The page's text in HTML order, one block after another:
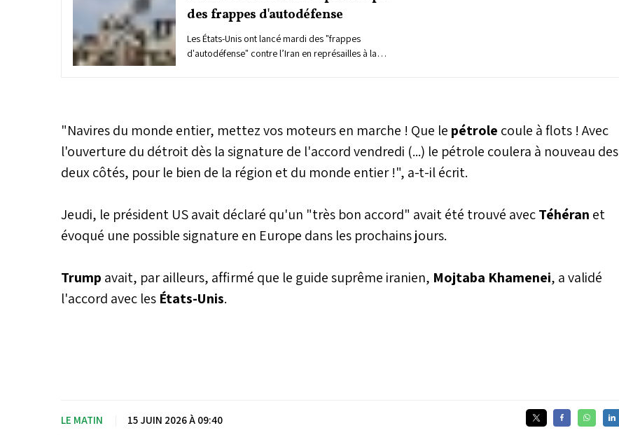
des frappes d'autodéfense
Les États-Unis ont lancé mardi des "frappes
d'autodéfense" contre l’Iran en représailles à la
"Navires du monde entier, mettez vos moteurs en marche ! Que le pétrole coule à flots ! Avec
l'ouverture du détroit dès la signature de l'accord vendredi (...) le pétrole coulera à nouveau des
deux côtés, pour le bien de la région et du monde entier !", a-t-il écrit.
Jeudi, le président US avait déclaré qu'un "très bon accord" avait été trouvé avecTéhéran et
évoqué une possible signature en Europe dans les prochains jours.
Trump avait, par ailleurs, affirmé que le guide suprême iranien, Mojtaba Khamenei, a validé
l'accord avec les États-Unis.
LE MATIN 15 JUIN 2026 À 09:40